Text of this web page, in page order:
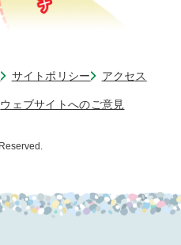
サイトポリシー アクセス
ウェブサイトへのご意見